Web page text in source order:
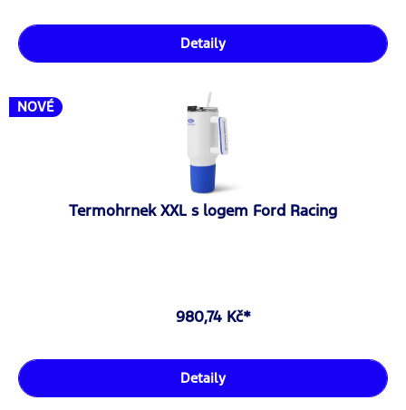
Detaily
NOVÉ
Termohrnek XXL s logem Ford Racing
980,74 Kč*
Detaily